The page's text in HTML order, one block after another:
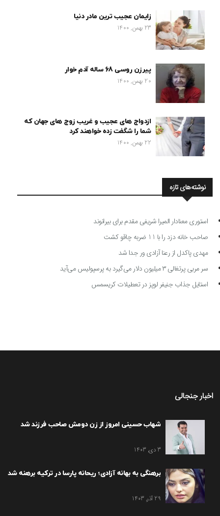
زایمان عجیب ترین مادر دنیا
23 بهمن, 1400
پیرزن روسی 68 ساله آدم خوار
20 بهمن, 1400
ازدواج های عجیب و غریب زوج های جهان که
شما را شگفت زده خواهند کرد
22 بهمن, 1400
نوشته‌های تازه
استوری معنادار المیرا شریفی مقدم برای بیرانوند
صاحب خانه دزد را با 11 ضربه چاقو کشت
مهدی پاکدل از رعنا آزادی ور جدا شد
سر مربی پرتغالی ۳ میلیون دلار می‌گیرد به پرسپولیس می‌آید
استایل جذاب جنیفر لوپز در تعطیلات کریسمس
اخبار جنجالی
شهاب حسینی امروز از زن دومش صاحب فرزند شد
3 دی, 1403
برهنگی به بهانه آزادی؛ ریحانه پارسا در ترکیه برهنه شد
29 آذر, 1403